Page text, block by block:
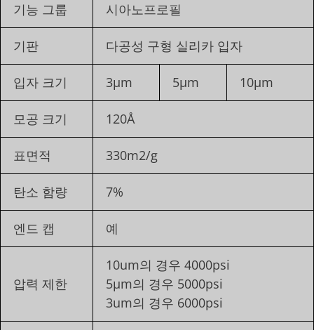
기능 그룹 시아노프로필
기판 다공성 구형 실리카 입자
입자 크기 3μm 5μm 10μm
모공 크기 120Å
표면적 330m2/g
탄소 함량 7%
엔드 캡 예
압력 제한
10um의 경우 4000psi
5μm의 경우 5000psi
3um의 경우 6000psi